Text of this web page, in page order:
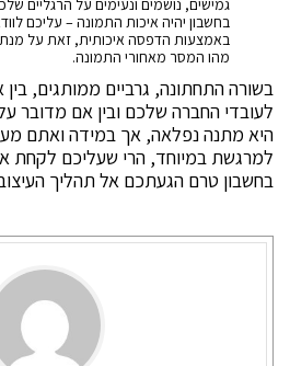
גמישים, נושמים ונעימים על הרגליים
בחשבון יהיה איכות התמונה – עליכם
באמצעות הדפסה איכותית, זאת על מנת
מהו המסר מאחורי התמונה.
בשורה התחתונה, גרביים ממותגים,
לעובדי החברה שלכם ובין אם מדובר
היא מתנה נפלאה, אך במידה ואתם
למרגשת במיוחד, הרי שעליכם לקחת
בחשבון טרם הגעתכם אל תהליך